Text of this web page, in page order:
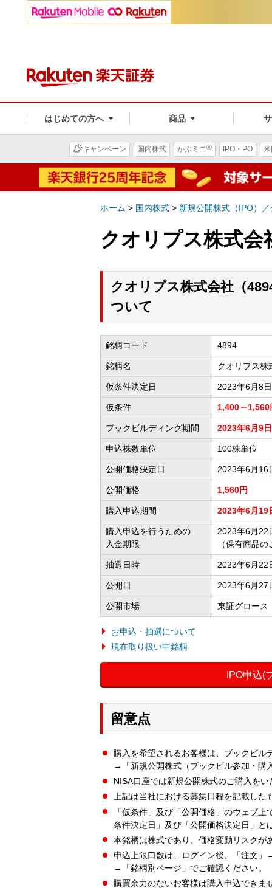
はじめての方へ 商品
キャンペーン 国内株式 かぶミニ® IPO・PO
ホーム > 国内株式 > 新規公開株式（IPO）
クオリプス株式会
クオリプス株式会社（
ついて
銘柄コード 4894
銘柄名 クオリプス株
仮条件決定日 2023年6月8日
仮条件 1,400～1,560
ブックビルディング期間 2023年6月9
申込株数単位 100株単位
公開価格決定日 2023年6月16
公開価格 1,560円
購入申込期間 2023年6月19
購入申込を行うための
入金期限
2023年6月22
（保有商品
抽選日時 2023年6月22
公開日 2023年6月27
公開市場 東証グロース
お申込・抽選について
現在取り扱い中銘柄
IPO申込(
留意点
購入を希望されるお客様は、ブックビ
→「新規公開株式（ブックビル参加・購
NISA口座では新規公開株式のご購入を
上記は当社における募集日程を記載した
「仮条件」及び「公開価格」のウェブ
条件決定日」及び「公開価格決定日」と
本銘柄は株式であり、価格変動リスクが
申込上限口数は、ログイン後、「注文
→「銘柄別ページ」でご確認ください。
購買余力のないお客様は購入申込でき